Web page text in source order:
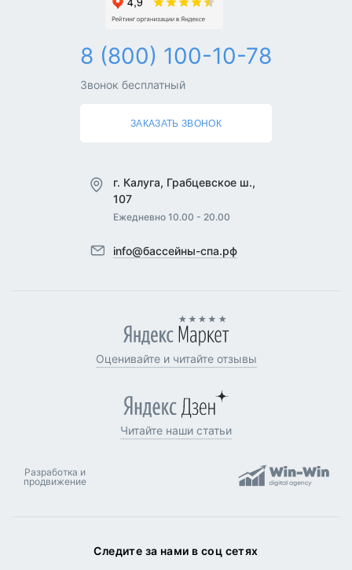
Следите за нами в соц сетях
8 (800) 100-10-78
Звонок бесплатный
ЗАКАЗАТЬ ЗВОНОК
г. Калуга, Грабцевское ш.,
107
Ежедневно 10.00 - 20.00
info@бассейны-спа.рф
Оценивайте и читайте отзывы
Читайте наши статьи
Разработка и
продвижение